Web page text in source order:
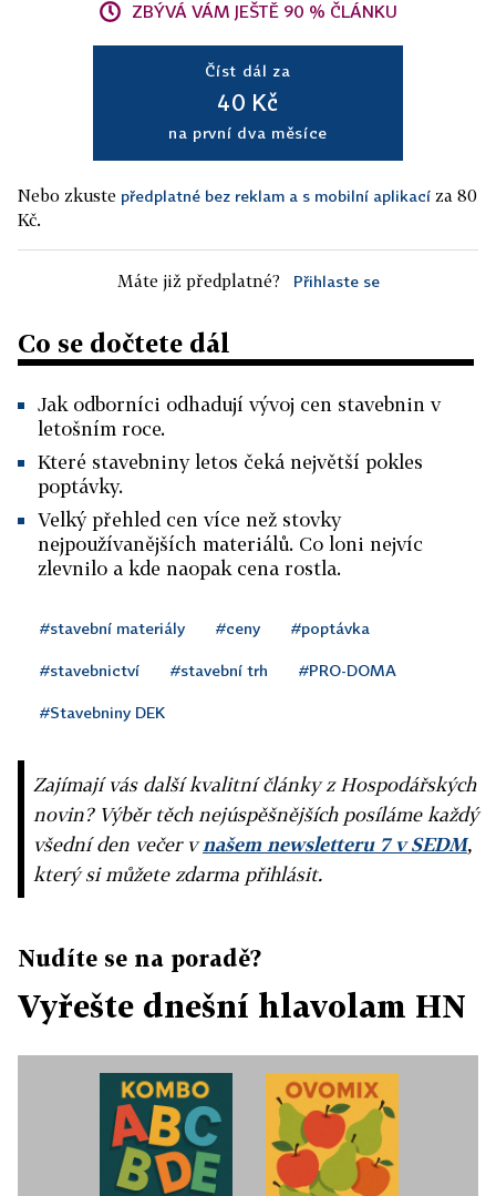
ZBÝVÁ VÁM JEŠTĚ 90 % ČLÁNKU
Číst dál za
40 Kč
na první dva měsíce
Nebo zkuste předplatné bez reklam a s mobilní aplikací za 80
Kč.
Máte již předplatné? Přihlaste se
Co se dočtete dál
Jak odborníci odhadují vývoj cen stavebnin v
letošním roce.
Které stavebniny letos čeká největší pokles
poptávky.
Velký přehled cen více než stovky
nejpoužívanějších materiálů. Co loni nejvíc
zlevnilo a kde naopak cena rostla.
#stavební materiály #ceny #poptávka
#stavebnictví #stavební trh #PRO-DOMA
#Stavebniny DEK
Zajímají vás další kvalitní články z Hospodářských
novin? Výběr těch nejúspěšnějších posíláme každý
všední den večer vnašem newsletteru 7 v SEDM,
který si můžete zdarma přihlásit.
Nudíte se na poradě?
Vyřešte dnešní hlavolam HN